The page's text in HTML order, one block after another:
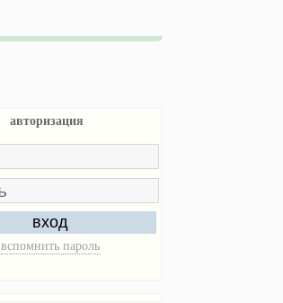
авторизация
вход
вспомнить пароль